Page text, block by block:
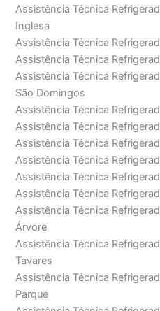
Assistência Técnica
Inglesa
Assistência Técnica
Assistência Técnica
Assistência Técnica
São Domingos
Assistência Técnica
Assistência Técnica
Assistência Técnica
Assistência Técnica
Assistência Técnica
Assistência Técnica
Assistência Técnica
Árvore
Assistência Técnica
Tavares
Assistência Técnica
Parque